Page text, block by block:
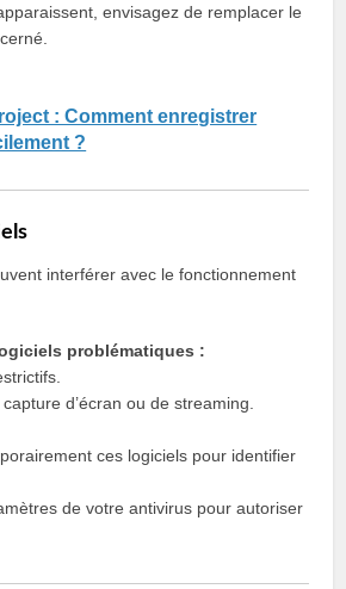
envisagez de remplacer le
: Comment enregistrer
?
interférer avec le fonctionnement
problématiques :
d’écran ou de streaming.
ces logiciels pour identifier
de votre antivirus pour autoriser